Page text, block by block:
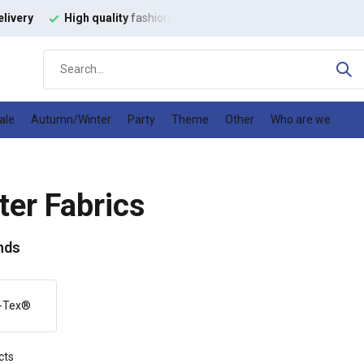
fabrics Good price-quality ratio
Autumn/Winter Party Theme Other Who are we
Fabrics
Tex®